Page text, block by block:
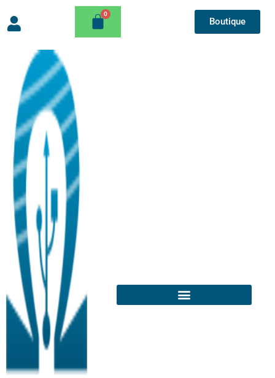
Boutique